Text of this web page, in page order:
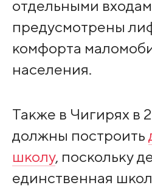
отдельными
предусмотрены
комфорта
населения.
Также в Чигирях в
должны построить
школу, поскольку
единственная